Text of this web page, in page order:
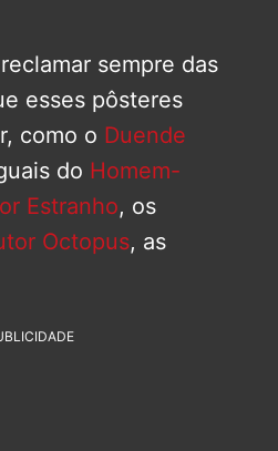
sempre das
esses pôsteres
como o Duende
do Homem-
Estranho, os
Octopus, as